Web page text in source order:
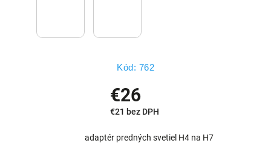
Kód: 762
€26
€21 bez DPH
adaptér predných svetiel H4 na H7